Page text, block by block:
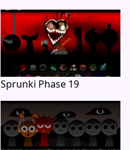
Sprunki Phase 19